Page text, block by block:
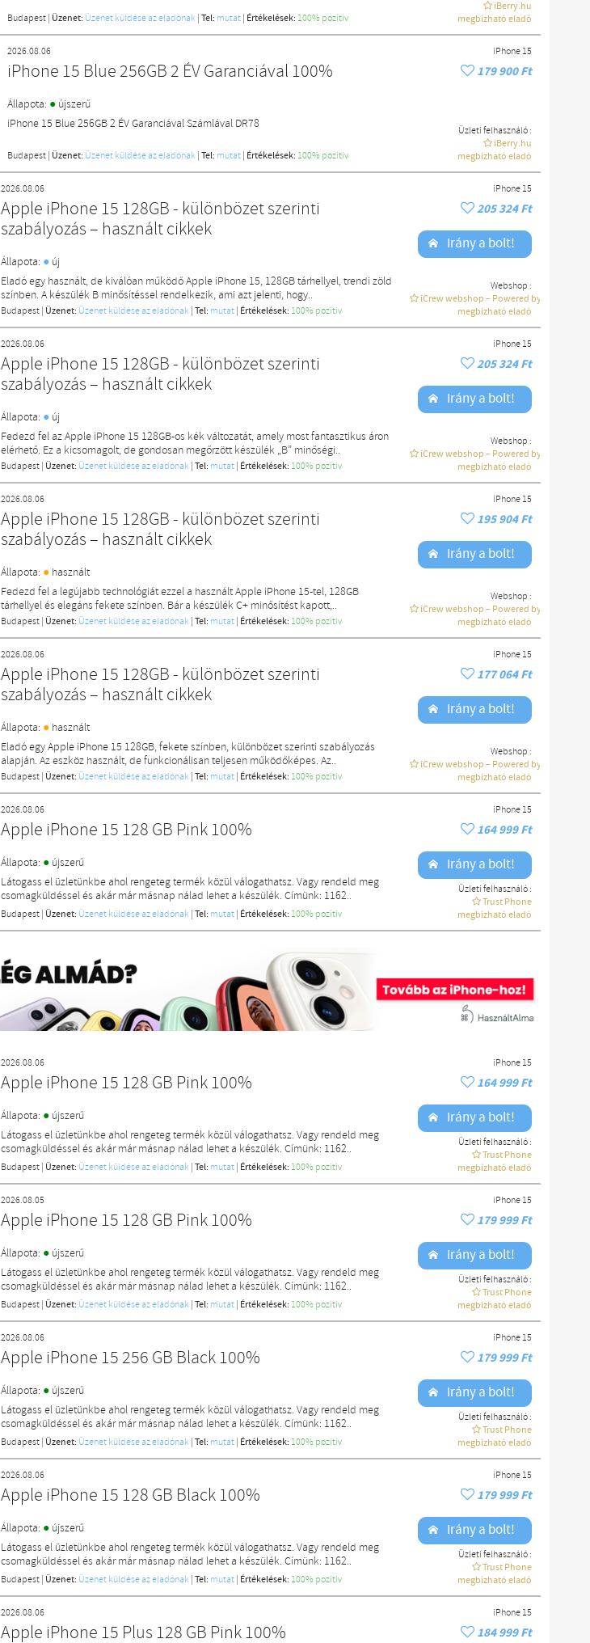
Budapest | Üzenet: Üzenet küldése az eladónak |Tel: mutat | Értékelések: 100% pozítiv
iBerry.hu
megbízható eladó
2026.08.06
iPhone 15 Blue 256GB 2 ÉV Garanciával 100%
Állapota: ● újszerű
iPhone 15 Blue 256GB 2 ÉV Garanciával Számlával DR78
Budapest | Üzenet: Üzenet küldése az eladónak |Tel: mutat | Értékelések: 100% pozítiv
iPhone 15
179 900 Ft
Üzleti felhasználó :
iBerry.hu
megbízható eladó
2026.08.06
Apple iPhone 15 128GB - különbözet szerinti
szabályozás – használt cikkek
Állapota: ● új
Eladó egy használt, de kiválóan működő Apple iPhone 15, 128GB tárhellyel, trendi zöld
színben. A készülék B minősítéssel rendelkezik, ami azt jelenti, hogy..
Budapest | Üzenet: Üzenet küldése az eladónak |Tel: mutat | Értékelések: 100% pozítiv
iPhone 15
205 324 Ft
Irány a bolt!
Webshop :
iCrew webshop – Powered by macdoki
megbízható eladó
2026.08.06
Apple iPhone 15 128GB - különbözet szerinti
szabályozás – használt cikkek
Állapota: ● új
Fedezd fel az Apple iPhone 15 128GB-os kék változatát, amely most fantasztikus áron
elérhető. Ez a kicsomagolt, de gondosan megőrzött készülék „B” minőségi..
Budapest | Üzenet: Üzenet küldése az eladónak |Tel: mutat | Értékelések: 100% pozítiv
iPhone 15
205 324 Ft
Irány a bolt!
Webshop :
iCrew webshop – Powered by macdoki
megbízható eladó
2026.08.06
Apple iPhone 15 128GB - különbözet szerinti
szabályozás – használt cikkek
Állapota: ● használt
Fedezd fel a legújabb technológiát ezzel a használt Apple iPhone 15-tel, 128GB
tárhellyel és elegáns fekete színben. Bár a készülék C+ minősítést kapott,..
Budapest | Üzenet: Üzenet küldése az eladónak |Tel: mutat | Értékelések: 100% pozítiv
iPhone 15
195 904 Ft
Irány a bolt!
Webshop :
iCrew webshop – Powered by macdoki
megbízható eladó
2026.08.06
Apple iPhone 15 128GB - különbözet szerinti
szabályozás – használt cikkek
Állapota: ● használt
Eladó egy Apple iPhone 15 128GB, fekete színben, különbözet szerinti szabályozás
alapján. Az eszköz használt, de funkcionálisan teljesen működőképes. Az..
Budapest | Üzenet: Üzenet küldése az eladónak |Tel: mutat | Értékelések: 100% pozítiv
iPhone 15
177 064 Ft
Irány a bolt!
Webshop :
iCrew webshop – Powered by macdoki
megbízható eladó
2026.08.06
Apple iPhone 15 128 GB Pink 100%
Állapota: ● újszerű
Látogass el üzletünkbe ahol rengeteg termék közül válogathatsz. Vagy rendeld meg
csomagküldéssel és akár már másnap nálad lehet a készülék. Címünk: 1162..
Budapest | Üzenet: Üzenet küldése az eladónak |Tel: mutat | Értékelések: 100% pozítiv
iPhone 15
164 999 Ft
Irány a bolt!
Üzleti felhasználó :
Trust Phone
megbízható eladó
2026.08.06
Apple iPhone 15 128 GB Pink 100%
Állapota: ● újszerű
Látogass el üzletünkbe ahol rengeteg termék közül válogathatsz. Vagy rendeld meg
csomagküldéssel és akár már másnap nálad lehet a készülék. Címünk: 1162..
Budapest Üzenet: Üzenet küldése az eladónak Tel: mutat Értékelések: 100% pozítiv
iPhone 15
164 999 Ft
Irány a bolt!
Üzleti felhasználó :
Trust Phone
megbízható eladó
2026.08.05
Apple iPhone 15 128 GB Pink 100%
Állapota: ● újszerű
Látogass el üzletünkbe ahol rengeteg termék közül válogathatsz. Vagy rendeld meg
csomagküldéssel és akár már másnap nálad lehet a készülék. Címünk: 1162..
Budapest Üzenet: Üzenet küldése az eladónak Tel: mutat Értékelések: 100% pozítiv
iPhone 15
179 999 Ft
Irány a bolt!
Üzleti felhasználó :
Trust Phone
megbízható eladó
2026.08.06
Apple iPhone 15 256 GB Black 100%
Állapota: ● újszerű
Látogass el üzletünkbe ahol rengeteg termék közül válogathatsz. Vagy rendeld meg
csomagküldéssel és akár már másnap nálad lehet a készülék. Címünk: 1162..
Budapest Üzenet: Üzenet küldése az eladónak Tel: mutat Értékelések: 100% pozítiv
iPhone 15
179 999 Ft
Irány a bolt!
Üzleti felhasználó :
Trust Phone
megbízható eladó
2026.08.06
Apple iPhone 15 128 GB Black 100%
Állapota: ● újszerű
Látogass el üzletünkbe ahol rengeteg termék közül válogathatsz. Vagy rendeld meg
csomagküldéssel és akár már másnap nálad lehet a készülék. Címünk: 1162..
Budapest Üzenet: Üzenet küldése az eladónak Tel: mutat Értékelések: 100% pozítiv
iPhone 15
179 999 Ft
Irány a bolt!
Üzleti felhasználó :
Trust Phone
megbízható eladó
2026.08.06
Apple iPhone 15 Plus 128 GB Pink 100%
iPhone 15
184 999 Ft